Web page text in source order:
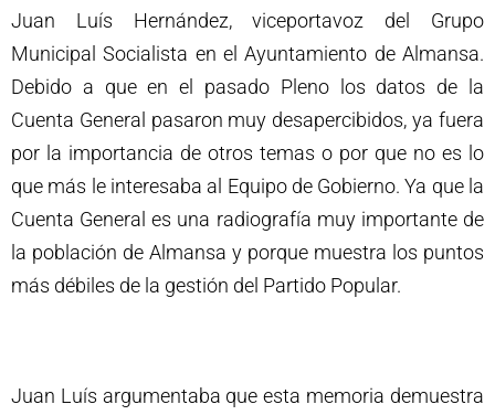
Juan Luís Hernández, viceportavoz del Grupo
Municipal Socialista en el Ayuntamiento de Almansa.
Debido a que en el pasado Pleno los datos de la
Cuenta General pasaron muy desapercibidos, ya fuera
por la importancia de otros temas o por que no es lo
que más le interesaba al Equipo de Gobierno. Ya que la
Cuenta General es una radiografía muy importante de
la población de Almansa y porque muestra los puntos
más débiles de la gestión del Partido Popular.
Juan Luís argumentaba que esta memoria demuestra